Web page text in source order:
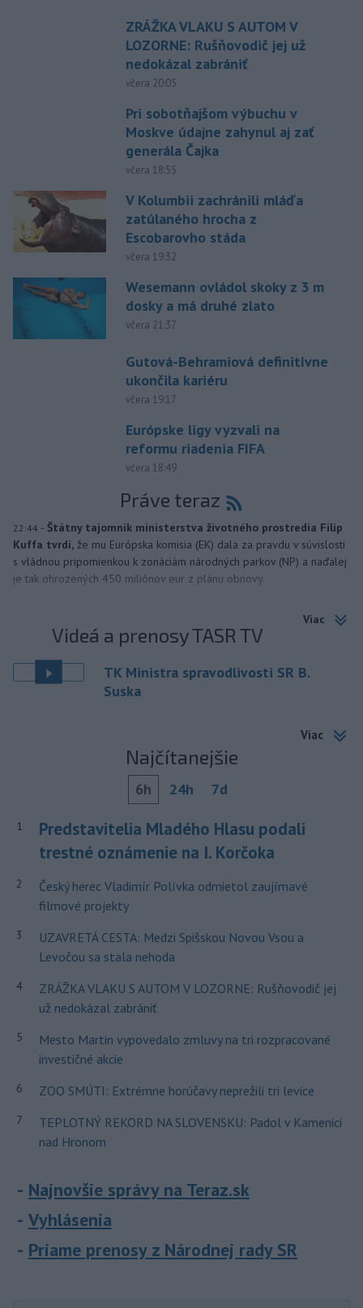
ZRÁŽKA VLAKU S AUTOM V
LOZORNE: Rušňovodič jej už
nedokázal zabrániť
včera 20:05
Pri sobotňajšom výbuchu v
Moskve údajne zahynul aj zať
generála Čajka
včera 18:55
V Kolumbii zachránili mláďa
zatúlaného hrocha z
Escobarovho stáda
včera 19:32
Wesemann ovládol skoky z 3 m
dosky a má druhé zlato
včera 21:37
Gutová-Behramiová definitívne
ukončila kariéru
včera 19:17
Európske ligy vyzvali na
reformu riadenia FIFA
včera 18:49
Práve teraz
22:44 - Štátny tajomník ministerstva životného prostredia Filip
Kuffa tvrdí, že mu Európska komisia (EK) dala za pravdu v súvislosti
s vládnou pripomienkou k zonáciám národných parkov (NP) a naďalej
je tak ohrozených 450 miliónov eur z plánu obnovy.
Viac
Videá a prenosy TASR TV
TK Ministra spravodlivosti SR B.
Suska
Viac
Najčítanejšie
6h 24h 7d
1
Predstavitelia Mladého Hlasu podali
trestné oznámenie na I. Korčoka
2
Český herec Vladimír Polívka odmietol zaujímavé
filmové projekty
3
UZAVRETÁ CESTA: Medzi Spišskou Novou Vsou a
Levočou sa stala nehoda
4
ZRÁŽKA VLAKU S AUTOM V LOZORNE: Rušňovodič jej
už nedokázal zabrániť
5
Mesto Martin vypovedalo zmluvy na tri rozpracované
investičné akcie
6 ZOO SMÚTI: Extrémne horúčavy neprežili tri levice
7
TEPLOTNÝ REKORD NA SLOVENSKU: Padol v Kamenici
nad Hronom
Najnovšie správy na Teraz.sk
Vyhlásenia
Priame prenosy z Národnej rady SR